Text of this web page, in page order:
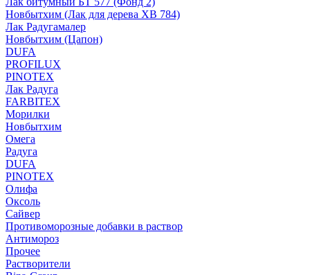
Новбытхим (Лак для дерева ХВ 784)
Лак Радугамалер
Новбытхим (Цапон)
DUFA
PROFILUX
PINOTEX
Лак Радуга
FARBITEX
Морилки
Новбытхим
Омега
Радуга
DUFA
PINOTEX
Олифа
Оксоль
Сайвер
Противоморозные добавки в раствор
Антимороз
Прочее
Растворители